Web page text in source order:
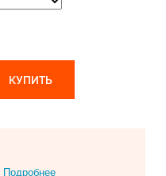
КУПИТЬ
Подробнее